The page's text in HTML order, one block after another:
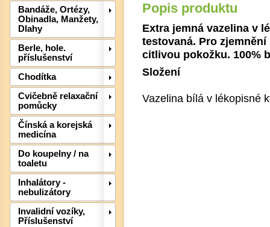
Bandáže, Ortézy,
Obinadla, Manžety,
Dlahy
Berle, hole.
příslušenství
Chodítka
Cvičebně relaxační
pomůcky
Čínská a korejská
medicína
Do koupelny / na
toaletu
Inhalátory -
nebulizátory
Invalidní vozíky,
Příslušenství
Popis produktu
Extra jemná vazelina v
testovaná. Pro
citlivou pokožku. 100%
Složení
Vazelina bílá v lékopisné